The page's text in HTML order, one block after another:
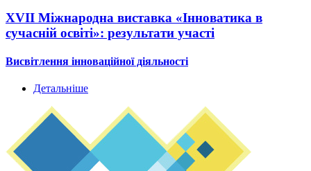
ХVIІ Міжнародна виставка «Інноватика в
сучасній освіті»: результати участі
Висвітлення інноваційної діяльності
Детальніше